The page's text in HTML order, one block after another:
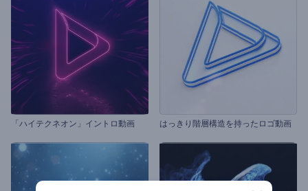
「ハイテクネオン」イントロ動画 はっきり階層構造を持ったロゴ動画